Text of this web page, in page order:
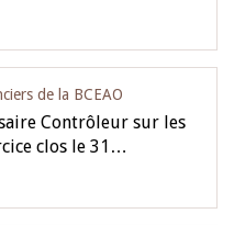
de la BCEAO
Contrôleur sur les
clos le 31…